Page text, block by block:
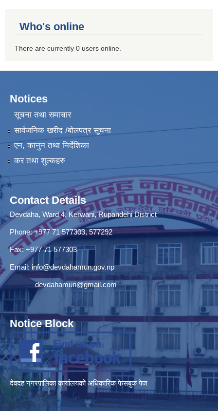
Who's online
There are currently 0 users online.
Notices
सूचना तथा समाचार
सार्वजनिक खरीद /बोलपत्र सूचना
एन, कानुन तथा निर्देशिका
कर तथा शुल्कहरु
Contact Details
Devdaha, Ward 4, Kerwani, Rupandehi District
Phone: +977 71 577303, 577292
Fax: +977 71 577303
Email: info@devdahamun.gov.np
devdahamun@gmail.com
Notice Block
देवदह नगरपालिका कार्यालयको अधिकारिक फेसबुक पेज